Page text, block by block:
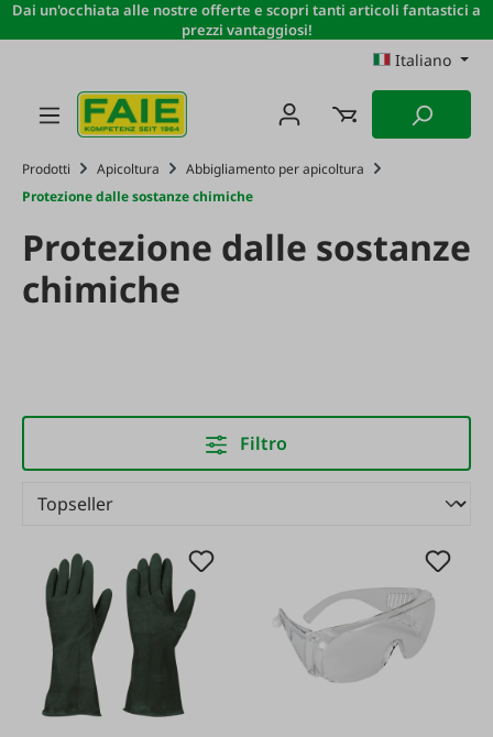
Passa al contenuto principale
Dai un'occhiata alle nostre offerte e scopri tanti articoli fantastici a
prezzi vantaggiosi!
Italiano
Prodotti Apicoltura
Abbigliamento per apicoltura
Protezione dalle sostanze chimiche
Protezione dalle sostanze
chimiche
Filtro